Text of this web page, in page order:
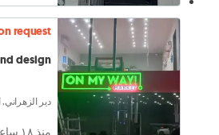
request
design
دير الزهراني,
منذ ١٨ ساعة